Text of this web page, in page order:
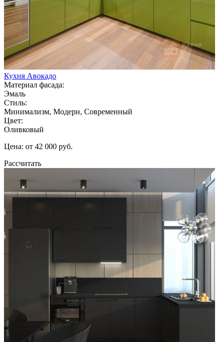
Кухня Авокадо
Материал фасада:
Эмаль
Стиль:
Минимализм, Модерн, Современный
Цвет:
Оливковый
Цена: от 42 000 руб.
Рассчитать